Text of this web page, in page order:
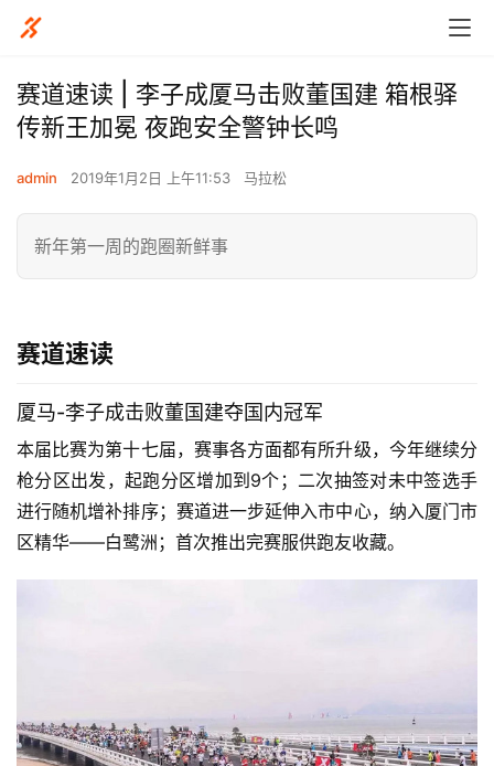
赛道速读 | 李子成厦马击败董国建 箱根驿
传新王加冕 夜跑安全警钟长鸣
admin 2019年1月2日 上午11:53 马拉松
新年第一周的跑圈新鲜事
赛道速读
厦马-李子成击败董国建夺国内冠军
本届比赛为第十七届，赛事各方面都有所升级，今年继续分
枪分区出发，起跑分区增加到9个； 二次抽签对未中签选手
进行随机增补排序； 赛道进一步延伸入市中心，纳入厦门市
区精华——白鹭洲；首次推出完赛服供跑友收藏。